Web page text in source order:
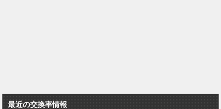
最近の交換率情報